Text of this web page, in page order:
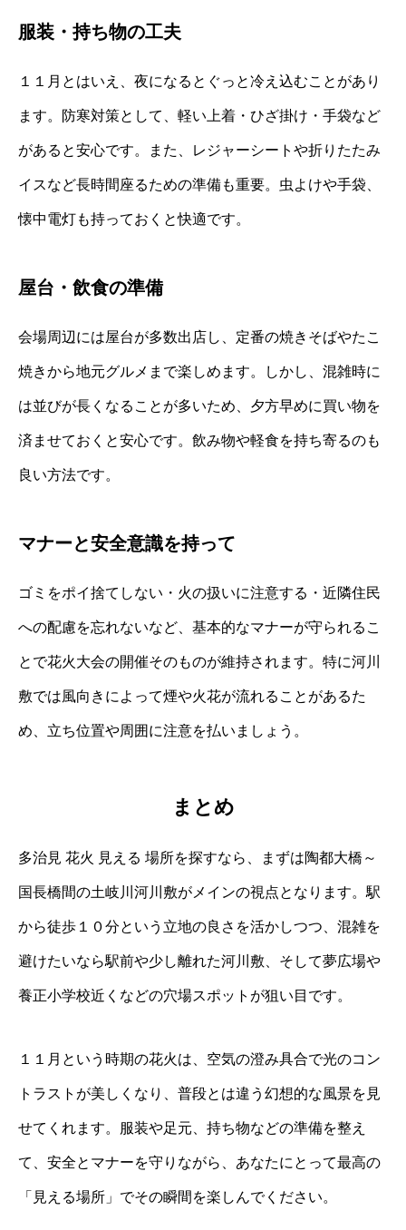
服装・持ち物の工夫
１１月とはいえ、夜になるとぐっと冷え込むことがあり
ます。防寒対策として、軽い上着・ひざ掛け・手袋など
があると安心です。また、レジャーシートや折りたたみ
イスなど長時間座るための準備も重要。虫よけや手袋、
懐中電灯も持っておくと快適です。
屋台・飲食の準備
会場周辺には屋台が多数出店し、定番の焼きそばやたこ
焼きから地元グルメまで楽しめます。しかし、混雑時に
は並びが長くなることが多いため、夕方早めに買い物を
済ませておくと安心です。飲み物や軽食を持ち寄るのも
良い方法です。
マナーと安全意識を持って
ゴミをポイ捨てしない・火の扱いに注意する・近隣住民
への配慮を忘れないなど、基本的なマナーが守られるこ
とで花火大会の開催そのものが維持されます。特に河川
敷では風向きによって煙や火花が流れることがあるた
め、立ち位置や周囲に注意を払いましょう。
まとめ
多治見 花火 見える 場所を探すなら、まずは陶都大橋～
国長橋間の土岐川河川敷がメインの視点となります。駅
から徒歩１０分という立地の良さを活かしつつ、混雑を
避けたいなら駅前や少し離れた河川敷、そして夢広場や
養正小学校近くなどの穴場スポットが狙い目です。
１１月という時期の花火は、空気の澄み具合で光のコン
トラストが美しくなり、普段とは違う幻想的な風景を見
せてくれます。服装や足元、持ち物などの準備を整え
て、安全とマナーを守りながら、あなたにとって最高の
「見える場所」でその瞬間を楽しんでください。